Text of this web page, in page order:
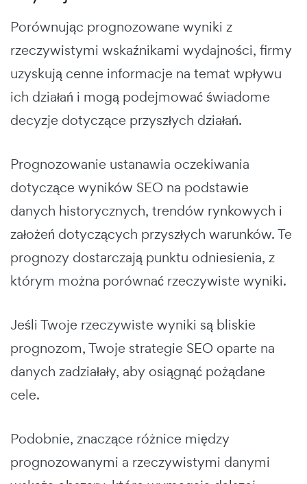
Porównując prognozowane wyniki z
rzeczywistymi wskaźnikami wydajności, firmy
uzyskują cenne informacje na temat wpływu
ich działań i mogą podejmować świadome
decyzje dotyczące przyszłych działań.
Prognozowanie ustanawia oczekiwania
dotyczące wyników SEO na podstawie
danych historycznych, trendów rynkowych i
założeń dotyczących przyszłych warunków. Te
prognozy dostarczają punktu odniesienia, z
którym można porównać rzeczywiste wyniki.
Jeśli Twoje rzeczywiste wyniki są bliskie
prognozom, Twoje strategie SEO oparte na
danych zadziałały, aby osiągnąć pożądane
cele.
Podobnie, znaczące różnice między
prognozowanymi a rzeczywistymi danymi